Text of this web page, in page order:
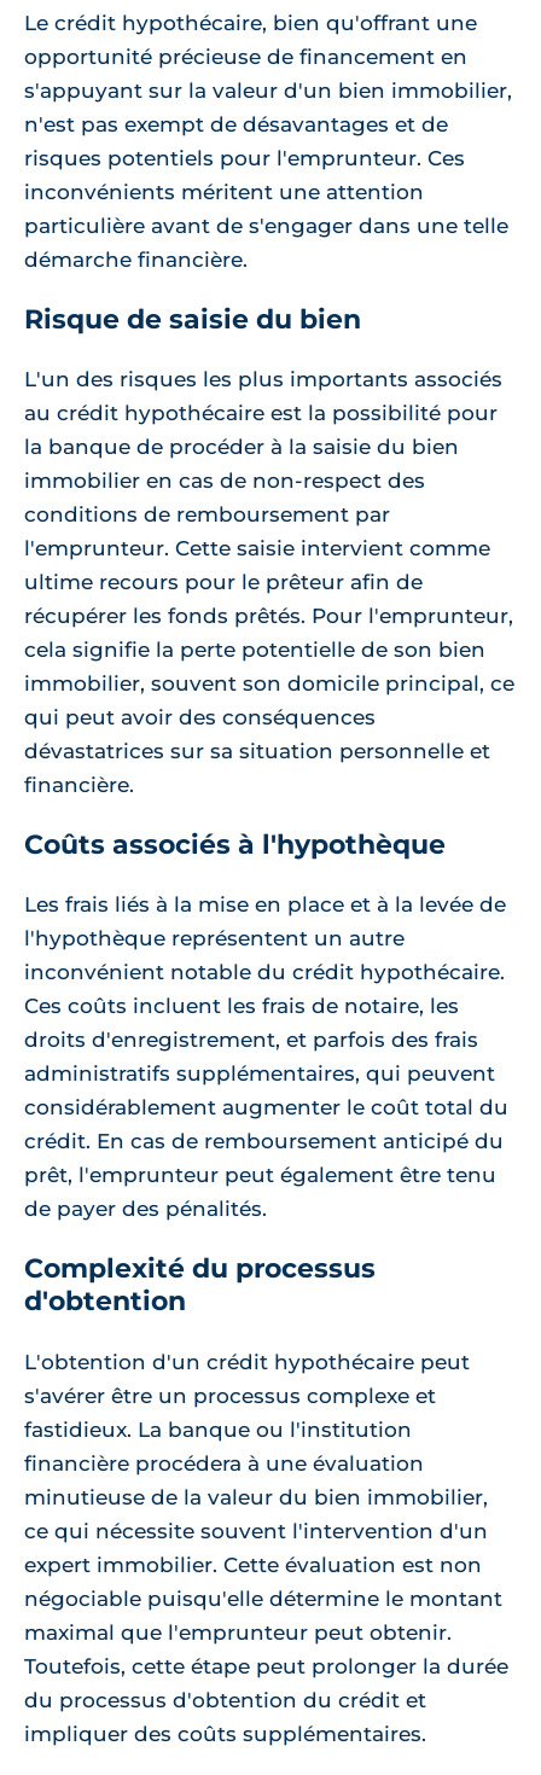
Le crédit hypothécaire, bien qu'offrant une
opportunité précieuse de financement en
s'appuyant sur la valeur d'un bien immobilier,
n'est pas exempt de désavantages et de
risques potentiels pour l'emprunteur. Ces
inconvénients méritent une attention
particulière avant de s'engager dans une telle
démarche financière.
Risque de saisie du bien
L'un des risques les plus importants associés
au crédit hypothécaire est la possibilité pour
la banque de procéder à la saisie du bien
immobilier en cas de non-respect des
conditions de remboursement par
l'emprunteur. Cette saisie intervient comme
ultime recours pour le prêteur afin de
récupérer les fonds prêtés. Pour l'emprunteur,
cela signifie la perte potentielle de son bien
immobilier, souvent son domicile principal, ce
qui peut avoir des conséquences
dévastatrices sur sa situation personnelle et
financière.
Coûts associés à l'hypothèque
Les frais liés à la mise en place et à la levée de
l'hypothèque représentent un autre
inconvénient notable du crédit hypothécaire.
Ces coûts incluent les frais de notaire, les
droits d'enregistrement, et parfois des frais
administratifs supplémentaires, qui peuvent
considérablement augmenter le coût total du
crédit. En cas de remboursement anticipé du
prêt, l'emprunteur peut également être tenu
de payer des pénalités.
Complexité du processus
d'obtention
L'obtention d'un crédit hypothécaire peut
s'avérer être un processus complexe et
fastidieux. La banque ou l'institution
financière procédera à une évaluation
minutieuse de la valeur du bien immobilier,
ce qui nécessite souvent l'intervention d'un
expert immobilier. Cette évaluation est non
négociable puisqu'elle détermine le montant
maximal que l'emprunteur peut obtenir.
Toutefois, cette étape peut prolonger la durée
du processus d'obtention du crédit et
impliquer des coûts supplémentaires.